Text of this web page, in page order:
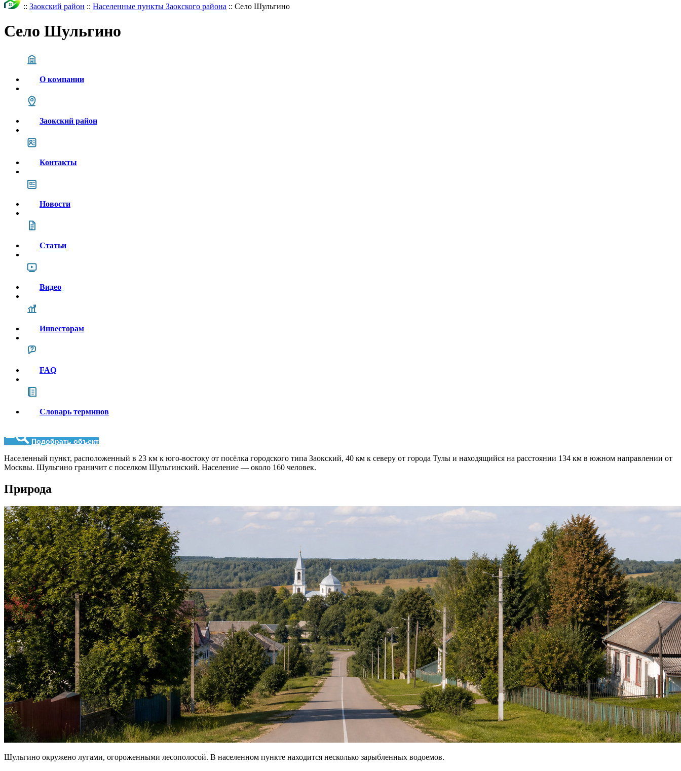
:: Заокский район :: Населенные пункты Заокского района :: Село Шульгино
Село Шульгино
О компании
Заокский район
Контакты
Новости
Статьи
Видео
Инвесторам
FAQ
Словарь терминов
Подобрать объект
Населенный пункт, расположенный в 23 км к юго-востоку от посёлка городского типа Заокский, 40 км к северу от города Тулы и находящийся на расстоянии 134 км в южном направлении от
Москвы. Шульгино граничит с поселком Шульгинский. Население — около 160 человек.
Природа
Шульгино окружено лугами, огороженными лесополосой. В населенном пункте находится несколько зарыбленных водоемов.